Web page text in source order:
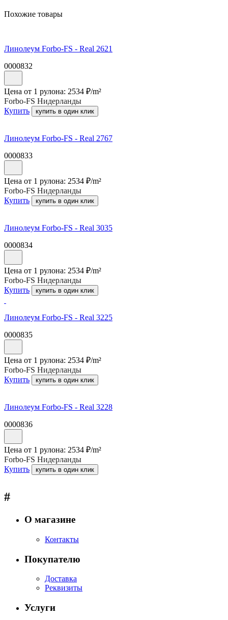
Похожие товары
Линолеум Forbo-FS - Real 2621
0000832
Цена от 1 рулона: 2534 ₽/m²
Forbo-FS Нидерланды
Купить
купить в один клик
Линолеум Forbo-FS - Real 2767
0000833
Цена от 1 рулона: 2534 ₽/m²
Forbo-FS Нидерланды
Купить
купить в один клик
Линолеум Forbo-FS - Real 3035
0000834
Цена от 1 рулона: 2534 ₽/m²
Forbo-FS Нидерланды
Купить
купить в один клик
Линолеум Forbo-FS - Real 3225
0000835
Цена от 1 рулона: 2534 ₽/m²
Forbo-FS Нидерланды
Купить
купить в один клик
Линолеум Forbo-FS - Real 3228
0000836
Цена от 1 рулона: 2534 ₽/m²
Forbo-FS Нидерланды
Купить
купить в один клик
#
О магазине
Контакты
Покупателю
Доставка
Реквизиты
Услуги